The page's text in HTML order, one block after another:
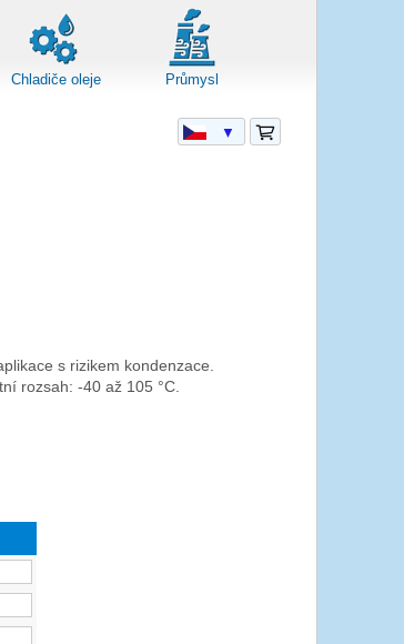
Chladiče oleje Průmysl
s rizikem kondenzace.
rozsah: -40 až 105 °C.
▼